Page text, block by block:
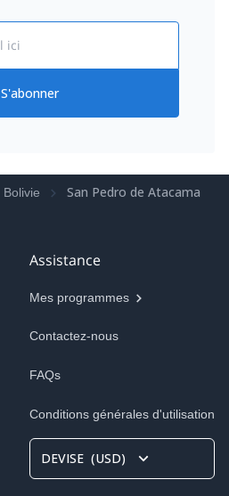
S'abonner
Bolivie San Pedro de Atacama
Assistance
Mes programmes
Contactez-nous
FAQs
Conditions générales d'utilisation
DEVISE (USD)